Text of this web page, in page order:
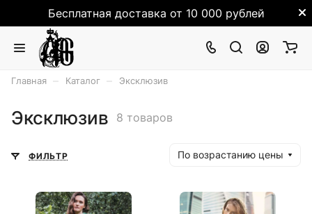
Бесплатная доставка от 10 000 рублей
Главная Каталог Эксклюзив
Эксклюзив 8 товаров
ФИЛЬТР По возрастанию цены